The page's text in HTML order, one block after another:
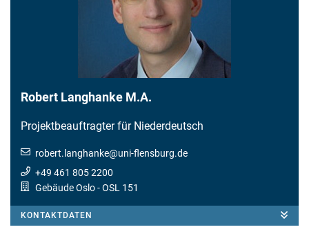
Robert Langhanke M.A.
Projektbeauftragter für Niederdeutsch
robert.langhanke@uni-flensburg.de
+49 461 805 2200
Gebäude Oslo- OSL 151
KONTAKTDATEN